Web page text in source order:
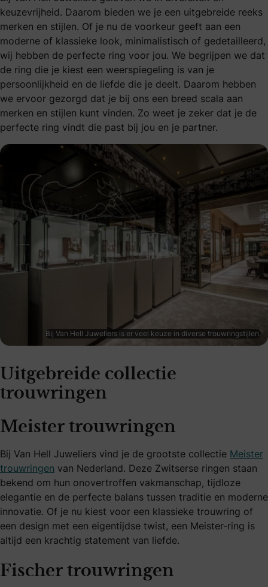
keuzevrijheid. Daarom bieden we je een uitgebreide reeks
merken en stijlen. Of je nu de voorkeur geeft aan een
moderne of klassieke look, minimalistisch of gedetailleerd,
wij hebben de perfecte ring voor jou. We begrijpen we dat
de ring die je kiest een weerspiegeling is van je
persoonlijkheid en de liefde die je deelt. Daarom hebben
we ervoor gezorgd dat je bij ons een breed scala aan
merken en stijlen kunt vinden. Zo weet je zeker dat je de
perfecte ring vindt die past bij jou en je partner.
Bij Van Hell Juweliers is er veel keuze in diverse trouwringstijlen.
Uitgebreide collectie
trouwringen
Meister trouwringen
Bij Van Hell Juweliers vind je de grootste collectie Meister
trouwringen van Nederland. Deze Zwitserse ringen staan
bekend om hun onovertroffen vakmanschap, tijdloze
elegantie en de perfecte balans tussen traditie en moderne
innovatie. Of je nu kiest voor een klassieke trouwring of
een design met een eigentijdse twist, een Meister-ring is
altijd een krachtig statement van liefde.
Fischer trouwringen